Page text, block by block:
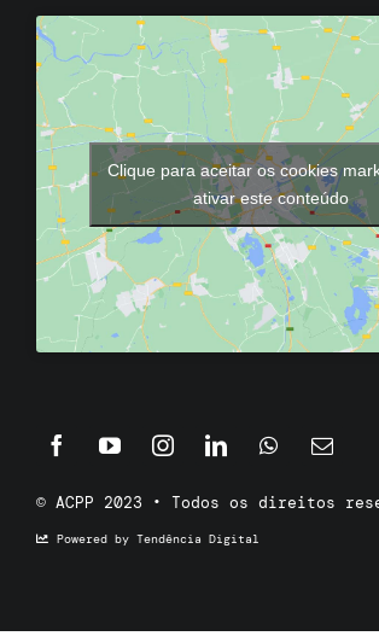
Clique para aceitar os cookies
ativar este conteúdo
© ACPP 2023 • Todos os direitos
Powered by Tendência Digital